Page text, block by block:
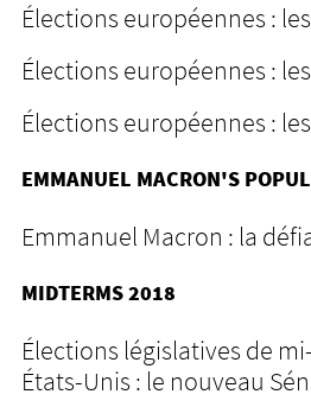
Élections européennes :
Élections européennes :
Élections européennes :
EMMANUEL MACRON'S
Emmanuel Macron : la
MIDTERMS 2018
Élections législatives de
États-Unis : le nouveau